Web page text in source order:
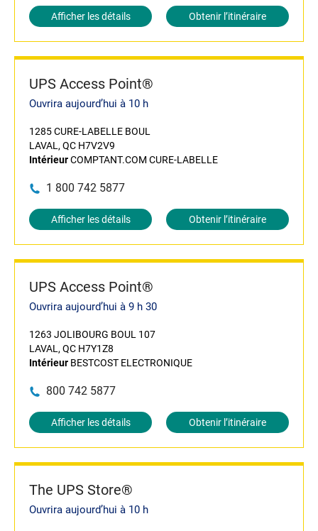
Afficher les détails Obtenir l’itinéraire
UPS Access Point®
Ouvrira aujourd’hui à 10 h
1285 CURE-LABELLE BOUL
LAVAL, QC H7V2V9
IntérieurCOMPTANT.COM CURE-LABELLE
1 800 742 5877
Afficher les détails Obtenir l’itinéraire
UPS Access Point®
Ouvrira aujourd’hui à 9 h 30
1263 JOLIBOURG BOUL 107
LAVAL, QC H7Y1Z8
Intérieur BESTCOST ELECTRONIQUE
800 742 5877
Afficher les détails Obtenir l’itinéraire
The UPS Store®
Ouvrira aujourd’hui à 10 h